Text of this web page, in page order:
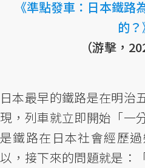
《準點發車：日本鐵路
的？
（游擊，
日本最早的鐵路是在明治
現，列車就立即開始「一
是鐵路在日本社會經歷
以，接下來的問題就是：